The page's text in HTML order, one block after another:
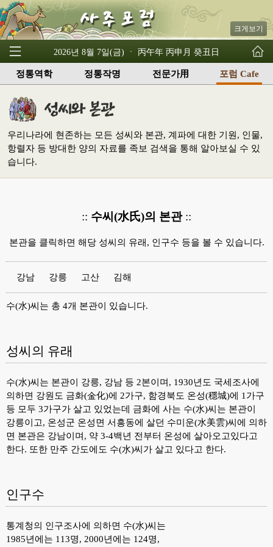
크게보기
2026년 8월 7일(금) ㆍ 丙午年 丙申月 癸丑日
정통역학 정통작명 전문가用 포럼 Cafe
우리나라에 현존하는 모든 성씨와 본관, 계파에 대한 기원, 인물,
항렬자 등 방대한 양의 자료를 족보 검색을 통해 알아보실 수 있
습니다.
:: 수씨(水氏)의 본관::
본관을 클릭하면 해당 성씨의 유래, 인구수 등을 볼 수 있습니다.
강남 강릉 고산 김해
수(水)씨는 총 4개 본관이 있습니다.
성씨의 유래
수(水)씨는 본관이 강릉, 강남 등 2본이며, 1930년도 국세조사에
의하면 강원도 금화(金化)에 2가구, 함경북도 온성(穩城)에 1가구
등 모두 3가구가 살고 있었는데 금화에 사는 수(水)씨는 본관이
강릉이고, 온성군 온성면 서흥동에 살던 수미운(水美雲)씨에 의하
면 본관은 강남이며, 약 3-4백년 전부터 온성에 살아오고있다고
한다. 또한 만주 간도에도 수(水)씨가 살고 있다고 한다.
인구수
통계청의 인구조사에 의하면 수(水)씨는
1985년에는 113명, 2000년에는 124명,